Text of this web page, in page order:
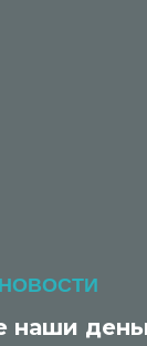
НОВОСТИ
наши